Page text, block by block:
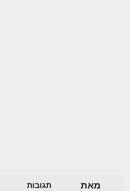
מאת תגובות